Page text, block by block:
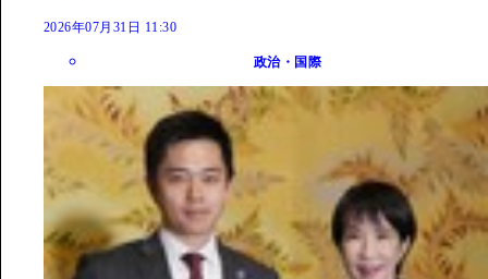
2026年07月31日 11:30
政治・国際